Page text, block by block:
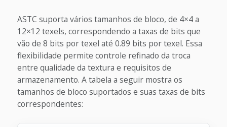
ASTC suporta vários tamanhos de bloco, de 4×4 a
12×12 texels, correspondendo a taxas de bits que
vão de 8 bits por texel até 0.89 bits por texel. Essa
flexibilidade permite controle refinado da troca
entre qualidade da textura e requisitos de
armazenamento. A tabela a seguir mostra os
tamanhos de bloco suportados e suas taxas de bits
correspondentes: